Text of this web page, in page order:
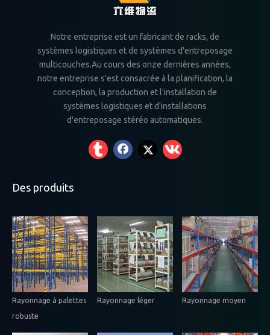
Notre entreprise est un fabricant de racks, de
systèmes logistiques et de systèmes d'entreposage
multicouches.Au cours des onze dernières années,
notre entreprise s'est consacrée à la planification, la
conception, la production et l'installation de
systèmes logistiques et d'installations
d'entreposage stéréo automatiques.
Des produits
Rayonnage à palettes
robuste
Rayonnage léger Rayonnage moyen